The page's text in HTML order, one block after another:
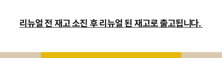
리뉴얼 전 재고 소진 후 리뉴얼 된 재고로 출고됩니다.